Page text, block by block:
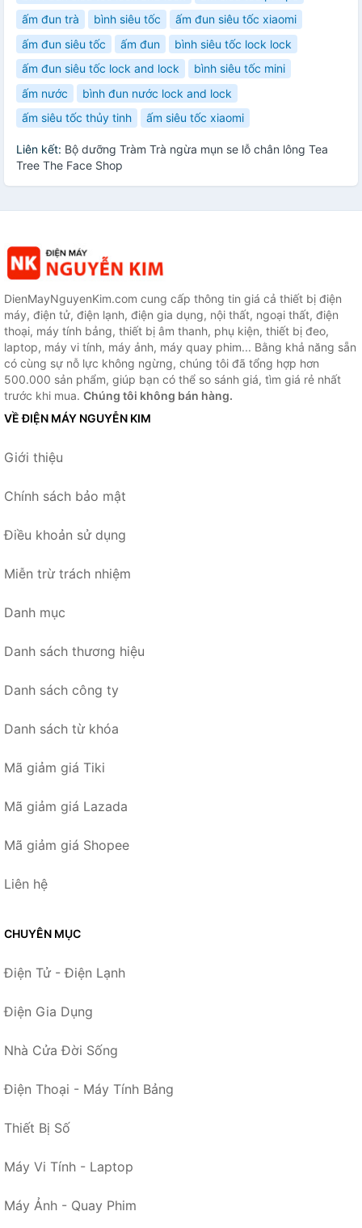
ấm đun trà
bình siêu tốc
ấm đun siêu tốc xiaomi
ấm đun siêu tốc
ấm đun
bình siêu tốc lock lock
ấm đun siêu tốc lock and lock
bình siêu tốc mini
ấm nước
bình đun nước lock and lock
ấm siêu tốc thủy tinh
ấm siêu tốc xiaomi
Liên kết: Bộ dưỡng Tràm Trà ngừa mụn se lỗ chân lông Tea
Tree The Face Shop
DienMayNguyenKim.com cung cấp thông tin giá cả thiết bị điện
máy, điện tử, điện lạnh, điện gia dụng, nội thất, ngoại thất, điện
thoại, máy tính bảng, thiết bị âm thanh, phụ kiện, thiết bị đeo,
laptop, máy vi tính, máy ảnh, máy quay phim... Bằng khả năng sẵn
có cùng sự nỗ lực không ngừng, chúng tôi đã tổng hợp hơn
500.000 sản phẩm, giúp bạn có thể so sánh giá, tìm giá rẻ nhất
trước khi mua. Chúng tôi không bán hàng.
VỀ ĐIỆN MÁY NGUYỄN KIM
Giới thiệu
Chính sách bảo mật
Điều khoản sử dụng
Miễn trừ trách nhiệm
Danh mục
Danh sách thương hiệu
Danh sách công ty
Danh sách từ khóa
Mã giảm giá Tiki
Mã giảm giá Lazada
Mã giảm giá Shopee
Liên hệ
CHUYÊN MỤC
Điện Tử - Điện Lạnh
Điện Gia Dụng
Nhà Cửa Đời Sống
Điện Thoại - Máy Tính Bảng
Thiết Bị Số
Máy Vi Tính - Laptop
Máy Ảnh - Quay Phim